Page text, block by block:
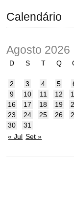
Calendário
Agosto 2026
D S T Q
2
3 4 5
9
10 11 12
16
17 18 19
23
24 25 26
30
31
« Jul Set »